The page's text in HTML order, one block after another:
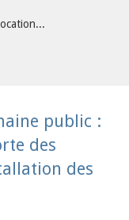
public :
des
des